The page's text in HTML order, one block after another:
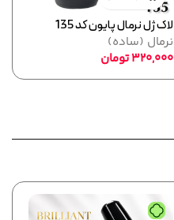
لاک ژل نرمال پایون کد 135
نرمال (ساده)
320,000تومان